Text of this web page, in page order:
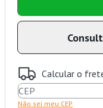
Calcular o
Não sei meu CEP